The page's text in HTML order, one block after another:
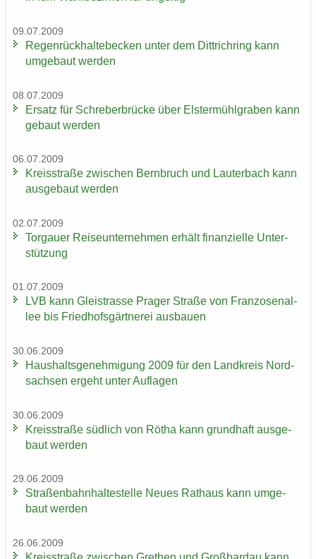
09.07.2009
Re­gen­rück­hal­te­be­cken unter dem Dittrich­ring kann
um­ge­baut wer­den
08.07.2009
Er­satz für Schre­ber­brü­cke über Els­ter­mühl­gra­ben kann
ge­baut wer­den
06.07.2009
Kreis­stra­ße zwi­schen Bern­bruch und Lau­ter­bach kann
aus­ge­baut wer­den
02.07.2009
Tor­gau­er Rei­se­un­ter­neh­men er­hält fi­nan­zi­el­le Un­ter­
stüt­zung
01.07.2009
LVB kann Gleis­tras­se Pra­ger Stra­ße von Fran­zo­sen­al­
lee bis Fried­hofs­gärt­ne­rei aus­bau­en
30.06.2009
Haus­halts­ge­neh­mi­gung 2009 für den Land­kreis Nord­
sach­sen er­geht unter Auf­la­gen
30.06.2009
Kreis­stra­ße süd­lich von Rötha kann grund­haft aus­ge­
baut wer­den
29.06.2009
Stra­ßen­bahn­hal­te­stel­le Neues Rat­haus kann um­ge­
baut wer­den
26.06.2009